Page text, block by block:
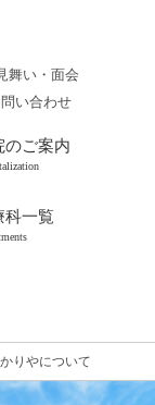
舞い・面会
い合わせ
のご案内
科一覧
りやについて